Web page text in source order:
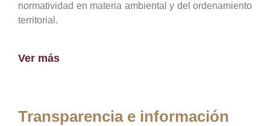
normatividad en materia ambiental y del ordenamiento
territorial.
Ver más
Transparencia e información